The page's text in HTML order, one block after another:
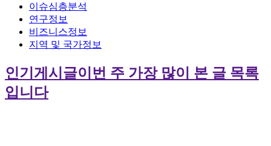
이슈심층분석
연구정보
비즈니스정보
지역 및 국가정보
인기게시글이번 주 가장 많이 본 글 목록
입니다